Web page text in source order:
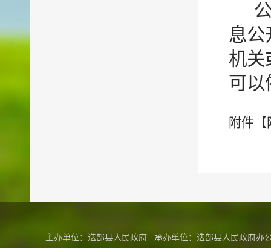
息公
机关
可以
附件【
主办单位：迭部县人民政府 承办单位：迭部县人民政府